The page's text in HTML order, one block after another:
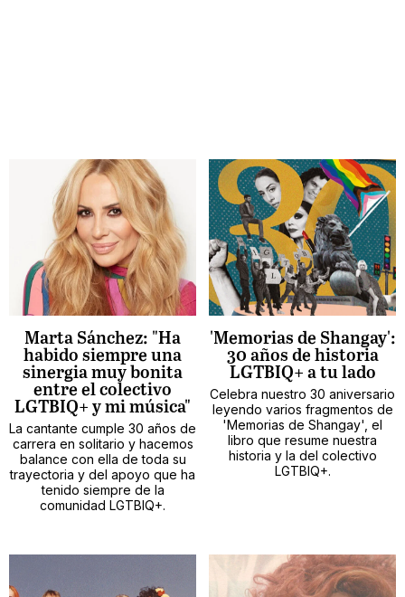
Marta Sánchez: "Ha
habido siempre una
sinergia muy bonita
entre el colectivo
LGTBIQ+ y mi música"
La cantante cumple 30 años de
carrera en solitario y hacemos
balance con ella de toda su
trayectoria y del apoyo que ha
tenido siempre de la
comunidad LGTBIQ+.
'Memorias de Shangay':
30 años de historia
LGTBIQ+ a tu lado
Celebra nuestro 30 aniversario
leyendo varios fragmentos de
'Memorias de Shangay', el
libro que resume nuestra
historia y la del colectivo
LGTBIQ+.